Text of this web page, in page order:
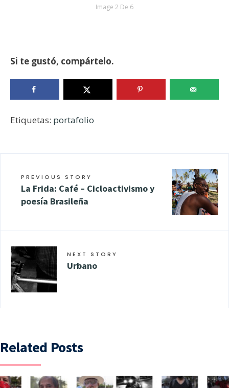
Image 2 De 6
Si te gustó, compártelo.
Etiquetas: portafolio
PREVIOUS STORY
La Frida: Café – Cicloactivismo y
poesía Brasileña
NEXT STORY
Urbano
Related Posts